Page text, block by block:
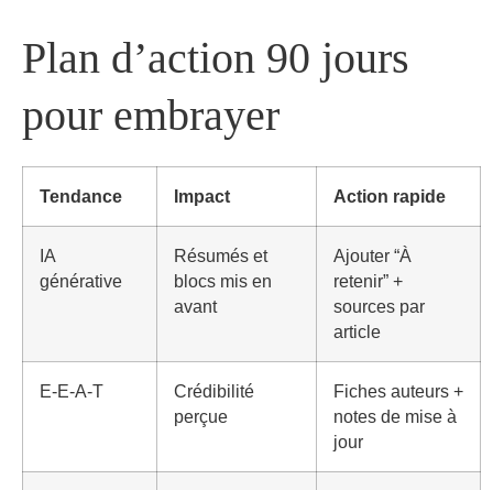
Plan d’action 90 jours
pour embrayer
Tendance Impact Action rapide
IA
générative
Résumés et
blocs mis en
avant
Ajouter “À
retenir” +
sources par
article
E‑E‑A‑T
Crédibilité
perçue
Fiches auteurs +
notes de mise à
jour